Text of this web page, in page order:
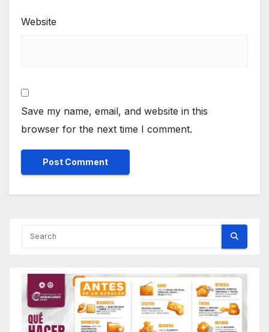
Website
Save my name, email, and website in this
browser for the next time I comment.